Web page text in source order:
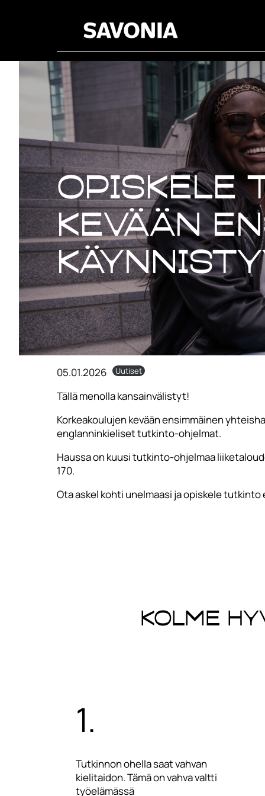
Opiskele
kevään
05.01.2026 Uutiset
Tällä menolla kansainvälistyt!
Korkeakoulujen kevään ensimmäinen
englanninkieliset tutkinto-ohjelmat.
Haussa on kuusi tutkinto-ohjelmaa
170.
Ota askel kohti unelmaasi ja opiskele
Kolme
1.
Tutkinnon ohella saat vahvan
kielitaidon. Tämä on vahva valtti
työelämässä